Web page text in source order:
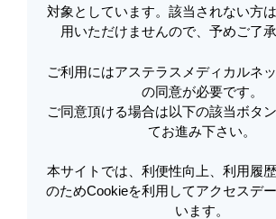
役立つテンプレート・素
グラフを使って個別指導ができ
テンプレート集
素材集：医療スタッフ
対象としています。該当されない方
用いただけませんので、予めご了承
ご利用にはアステラスメディカルネ
の同意が必要です。
ご同意頂ける場合は以下の該当ボタ
てお進み下さい。
本サイトでは、利便性向上、利用履
のためCookieを利用してアクセスデ
います。